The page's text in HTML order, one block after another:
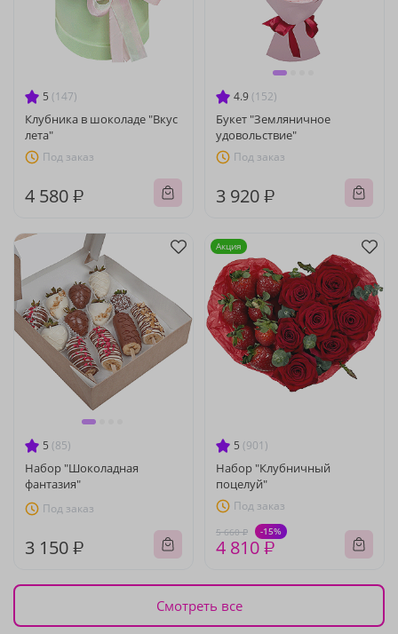
5 (147)
Клубника в шоколаде "Вкус
лета"
Под заказ
4 580 ₽
4.9 (152)
Букет "Земляничное
удовольствие"
Под заказ
3 920 ₽
5 (85)
Набор "Шоколадная
фантазия"
Под заказ
3 150 ₽
5 (901)
Набор "Клубничный
поцелуй"
Под заказ
5 660 ₽ -15%
4 810 ₽
Акция
Смотреть все